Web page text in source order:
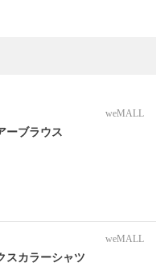
weMALL
ーブラウス
weMALL
スカラーシャツ